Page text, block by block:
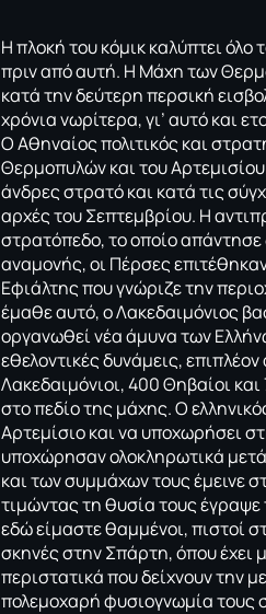
Η πλοκή του κόμικ καλύπτει
πριν από αυτή. Η Μάχη των
κατά την δεύτερη περσική
χρόνια νωρίτερα, γι’ αυτό και
Ο Αθηναίος πολιτικός και
Θερμοπυλών και του
άνδρες στρατό και κατά τις
αρχές του Σεπτεμβρίου. Η
στρατόπεδο, το οποίο
αναμονής, οι Πέρσες
Εφιάλτης που γνώριζε την
έμαθε αυτό, ο Λακεδαιμόνιος
οργανωθεί νέα άμυνα των
εθελοντικές δυνάμεις,
Λακεδαιμόνιοι, 400 Θηβαίοι
στο πεδίο της μάχης. Ο
Αρτεμίσιο και να υποχωρήσει
υποχώρησαν ολοκληρωτικά
και των συμμάχων τους έμεινε
τιμώντας τη θυσία τους
εδώ είμαστε θαμμένοι, πιστοί
σκηνές στην Σπάρτη, όπου έχει
περιστατικά που δείχνουν την
πολεμοχαρή φυσιογνωμία τους